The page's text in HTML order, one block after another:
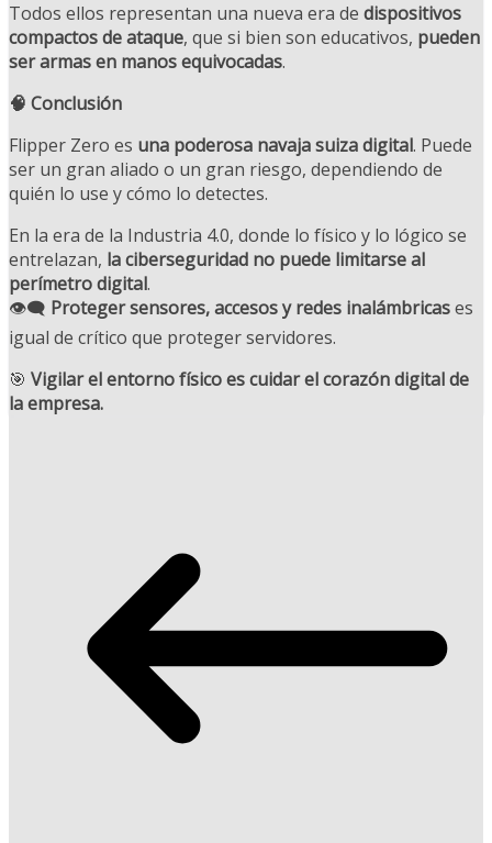
Todos ellos representan una nueva era de dispositivos
compactos de ataque, que si bien son educativos, pueden
ser armas en manos equivocadas.
🧠 Conclusión
Flipper Zero es una poderosa navaja suiza digital. Puede
ser un gran aliado o un gran riesgo, dependiendo de
quién lo use y cómo lo detectes.
En la era de la Industria 4.0, donde lo físico y lo lógico se
entrelazan, la ciberseguridad no puede limitarse al
perímetro digital.
👁️‍🗨️ Proteger sensores, accesos y redes inalámbricases
igual de crítico que proteger servidores.
🎯 Vigilar el entorno físico es cuidar el corazón digital de
la empresa.